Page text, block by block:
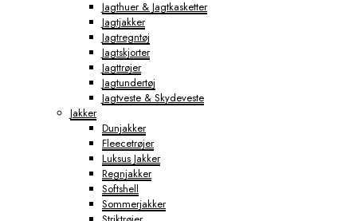
Jagthuer & Jagtkasketter
Jagtjakker
Jagtregntøj
Jagtskjorter
Jagttrøjer
Jagtundertøj
Jagtveste & Skydeveste
Jakker
Dunjakker
Fleecetrøjer
Luksus Jakker
Regnjakker
Softshell
Sommerjakker